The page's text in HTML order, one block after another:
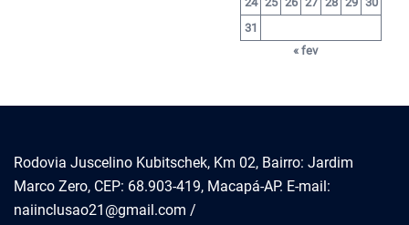
31
« fev
Rodovia Juscelino Kubitschek, Km 02, Bairro: Jardim
Marco Zero, CEP: 68.903-419, Macapá-AP. E-mail:
naiinclusao21@gmail.com /